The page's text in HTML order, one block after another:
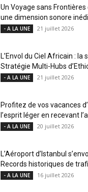
Un Voyage sans
une dimension sonore
- A LA UNE 21 juillet 2026
L’Envol du Ciel Africain : la
Stratégie Multi-Hubs
- A LA UNE 21 juillet 2026
Profitez de vos vacances
l’esprit léger en recevant
- A LA UNE 20 juillet 2026
L’Aéroport d’Istanbul
Records historiques de
- A LA UNE 16 juillet 2026